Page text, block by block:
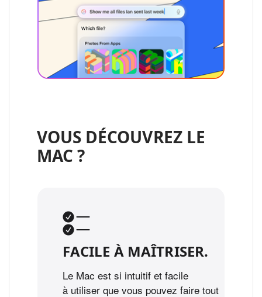
VOUS DÉCOUVREZ LE
MAC ?
FACILE À MAÎTRISER.
Le Mac est si intuitif et facile
à utiliser que vous pouvez faire tout